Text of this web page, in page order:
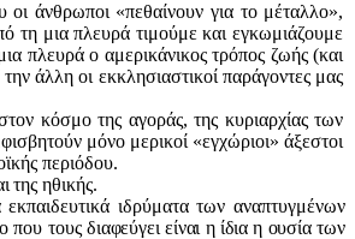
άνθρωποι «πεθαίνουν για το μέταλλο»,
τη μια πλευρά τιμούμε και εγκωμιάζουμε
πλευρά ο αμερικάνικος τρόπος ζωής (και
άλλη οι εκκλησιαστικοί παράγοντες μας
κόσμο της αγοράς, της κυριαρχίας των
μόνο μερικοί «εγχώριοι» άξεστοι
περιόδου.
της ηθικής.
ιδρύματα των αναπτυγμένων
που τους διαφεύγει είναι η ίδια η ουσία των